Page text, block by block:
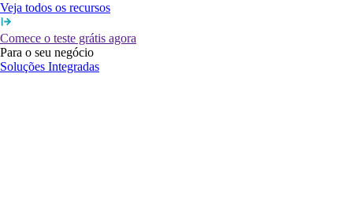
Veja todos os recursos
Comece o teste grátis agora
Para o seu negócio
Soluções Integradas